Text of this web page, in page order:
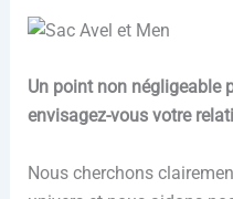
Un point non négligeable
envisagez-vous votre
Nous cherchons